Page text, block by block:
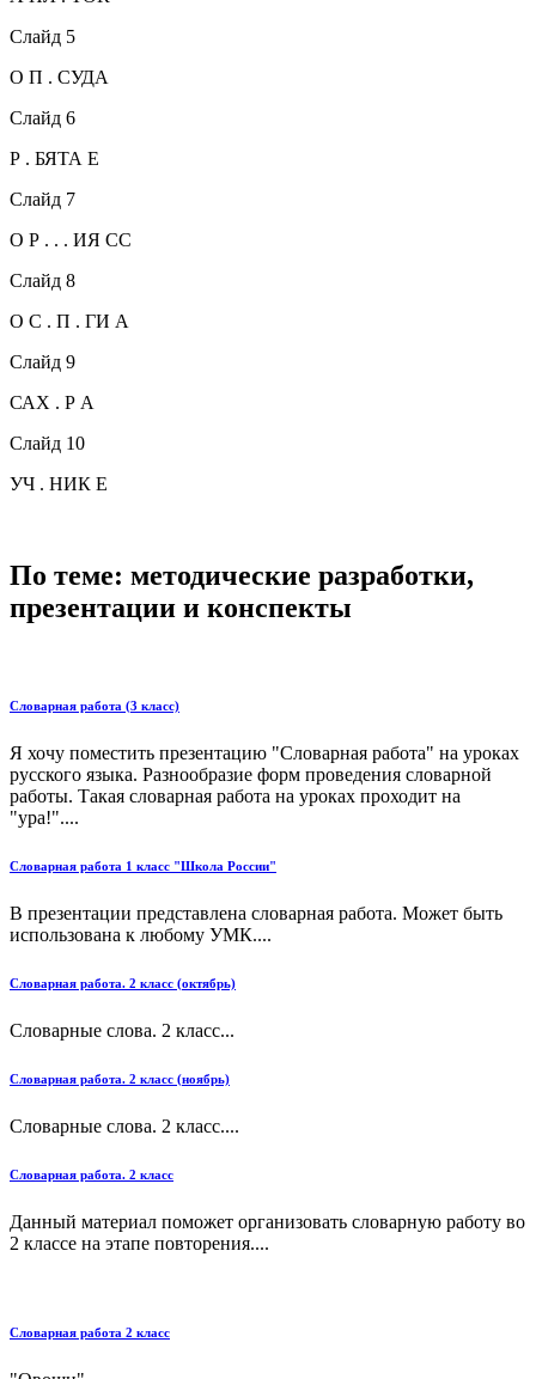
Слайд 5
О П . СУДА
Слайд 6
Р . БЯТА Е
Слайд 7
О Р . . . ИЯ СС
Слайд 8
О С . П . ГИ А
Слайд 9
САХ . Р А
Слайд 10
УЧ . НИК Е
По теме: методические разработки,
презентации и конспекты
Словарная работа (3 класс)
Я хочу поместить презентацию "Словарная работа" на уроках
русского языка. Разнообразие форм проведения словарной
работы. Такая словарная работа на уроках проходит на
"ура!"....
Словарная работа 1 класс "Школа России"
В презентации представлена словарная работа. Может быть
использована к любому УМК....
Словарная работа. 2 класс (октябрь)
Словарные слова. 2 класс...
Словарная работа. 2 класс (ноябрь)
Словарные слова. 2 класс....
Словарная работа. 2 класс
Данный материал поможет организовать словарную работу во
2 классе на этапе повторения....
Словарная работа 2 класс